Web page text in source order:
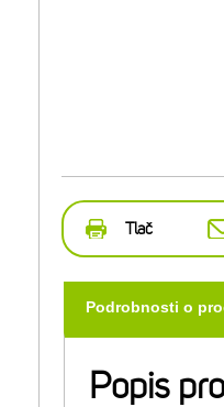
Tlač
Podrobnosti o
Popis